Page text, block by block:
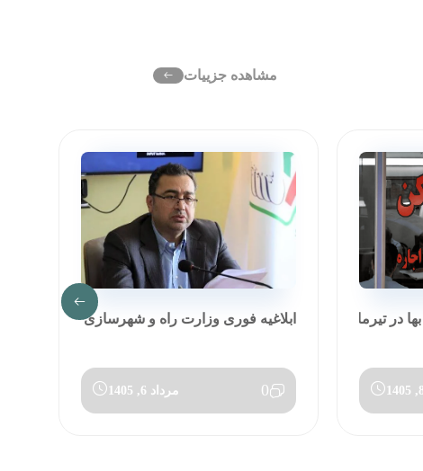
مشاهده جزییات
۱۴۰۵ ابلاغیه فوری وزارت راه و شهرسازی
0 مرداد 6, 1405